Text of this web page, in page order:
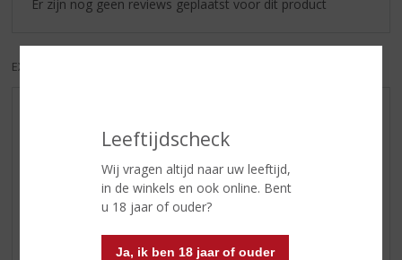
Leeftijdscheck
Wij vragen altijd naar uw leeftijd,
in de winkels en ook online. Bent
u 18 jaar of ouder?
Ja, ik ben 18 jaar of ouder
Er zijn nog geen reviews geplaatst voor dit product
EXCL. BTW
WIJN VAN DE MAAND
WHISKY VAN DE MAAND
RUM VAN DE MAAND
BIER VAN DE MAAND
SPIRIT VAN DE MAAND